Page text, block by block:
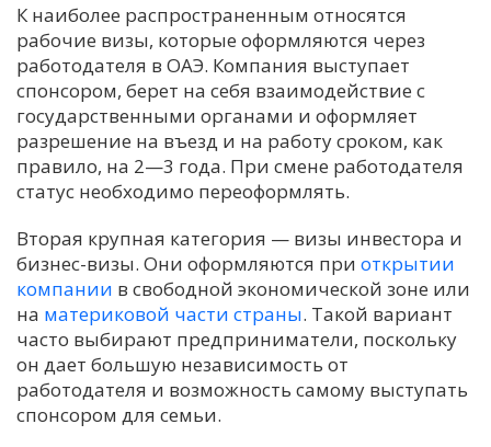
К наиболее распространенным относятся
рабочие визы, которые оформляются через
работодателя в ОАЭ. Компания выступает
спонсором, берет на себя взаимодействие с
государственными органами и оформляет
разрешение на въезд и на работу сроком, как
правило, на 2—3 года. При смене работодателя
статус необходимо переоформлять.
Вторая крупная категория — визы инвестора и
бизнес-визы. Они оформляются при открытии
компании в свободной экономической зоне или
на материковой части страны. Такой вариант
часто выбирают предприниматели, поскольку
он дает большую независимость от
работодателя и возможность самому выступать
спонсором для семьи.